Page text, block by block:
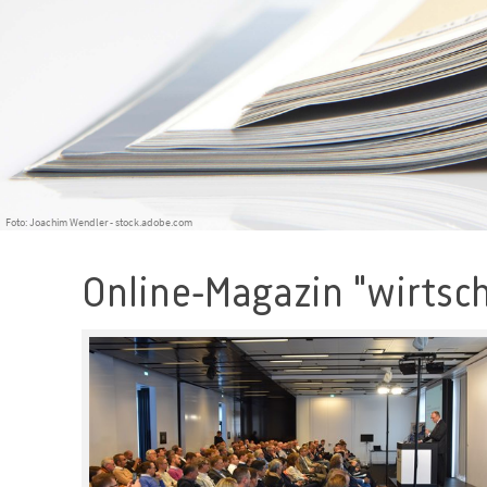
Foto: Joachim Wendler - stock.adobe.com
Online-Magazin